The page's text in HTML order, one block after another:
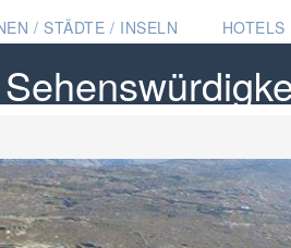
/ STÄDTE / INSELN HOTELS